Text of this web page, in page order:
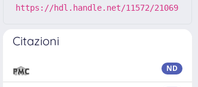
https://hdl.handle.net/11572/21069
Citazioni
ND